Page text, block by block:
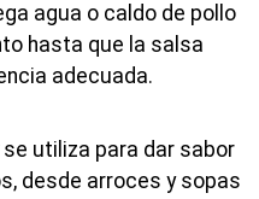
agua o caldo de pollo
hasta que la salsa
adecuada.
utiliza para dar sabor
desde arroces y sopas